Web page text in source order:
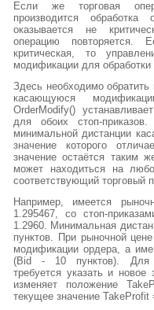
Если же торговая
производится
оказывается не
операцию повторяется.
критическая, то
модификации для
Здесь необходимо
касающуюся
OrderModify()
для обоих стоп-
минимальной дистанции
значение которого
значение остаётся таким
может находиться на
соответствующий торговый
Например, имеется
1.295467, со стоп-
1.2960. Минимальная
пунктов. При рыночной
модификации ордера, а
(Bid - 10 пунктов). Для
требуется указать и
изменяет положение
текущее значение TakeProfit